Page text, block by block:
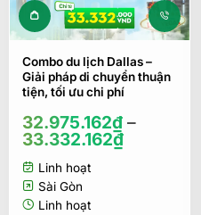
Combo du lịch Dallas –
Giải pháp di chuyển thuận
tiện, tối ưu chi phí
32.975.162₫–
33.332.162₫
Linh hoạt
Sài Gòn
Linh hoạt